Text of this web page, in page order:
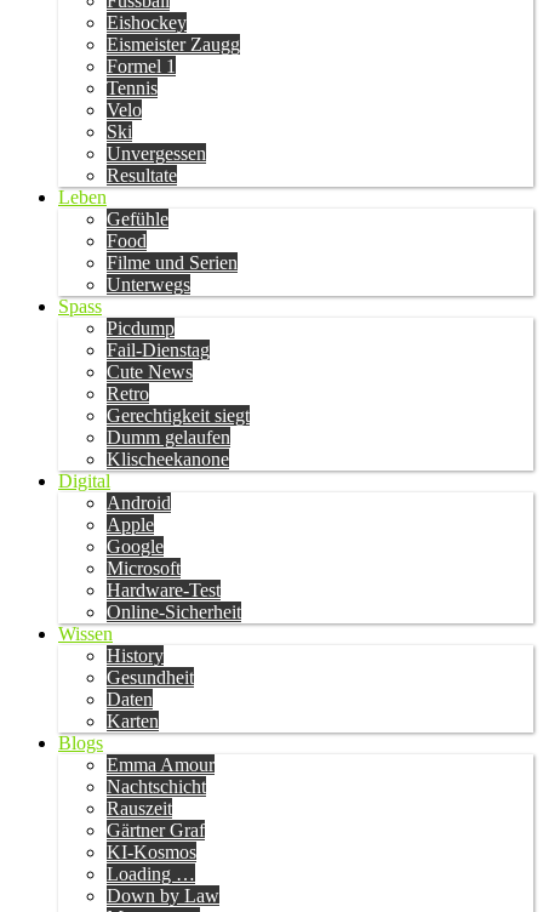
Eishockey
Eismeister Zaugg
Formel 1
Tennis
Velo
Ski
Unvergessen
Resultate
Leben
Gefühle
Food
Filme und Serien
Unterwegs
Spass
Picdump
Fail-Dienstag
Cute News
Retro
Gerechtigkeit siegt
Dumm gelaufen
Klischeekanone
Digital
Android
Apple
Google
Microsoft
Hardware-Test
Online-Sicherheit
Wissen
History
Gesundheit
Daten
Karten
Blogs
Emma Amour
Nachtschicht
Rauszeit
Gärtner Graf
KI-Kosmos
Loading …
Down by Law